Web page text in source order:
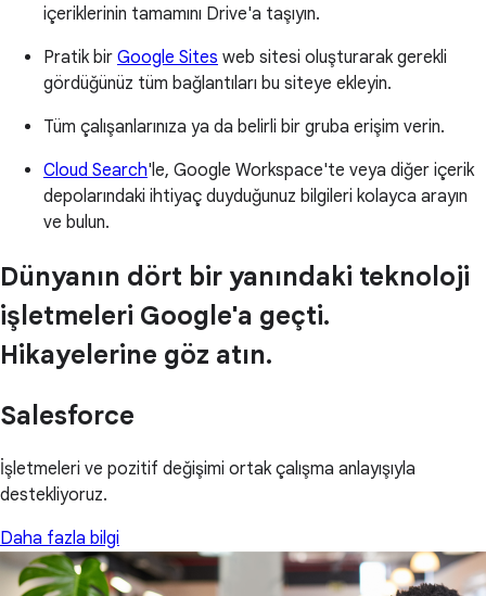
içeriklerinin tamamını Drive'a taşıyın.
Pratik bir Google Sites web sitesi oluşturarak gerekli
gördüğünüz tüm bağlantıları bu siteye ekleyin.
Tüm çalışanlarınıza ya da belirli bir gruba erişim verin.
Cloud Search'le, Google Workspace'te veya diğer içerik
depolarındaki ihtiyaç duyduğunuz bilgileri kolayca arayın
ve bulun.
Dünyanın dört bir yanındaki teknoloji
işletmeleri Google'a geçti.
Hikayelerine göz atın.
Salesforce
İşletmeleri ve pozitif değişimi ortak çalışma anlayışıyla
destekliyoruz.
Daha fazla bilgi